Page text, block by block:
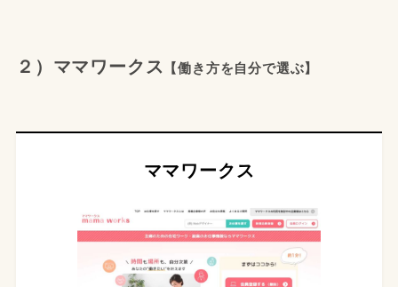
２） ママワークス 【働き方を自分で選ぶ】
ママワークス